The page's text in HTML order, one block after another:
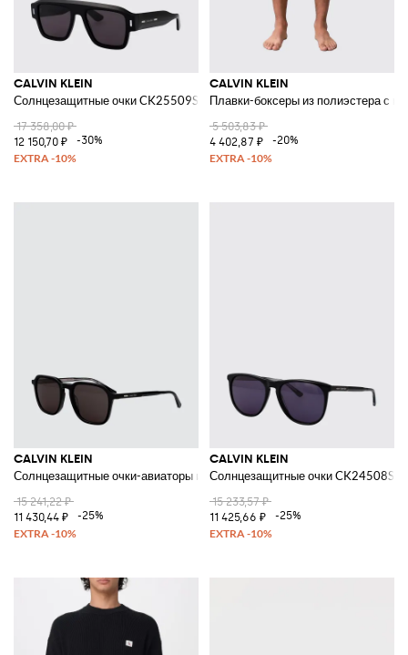
CALVIN KLEIN
Солнцезащитные очки CK25509S из ацетата
17 358,00 ₽
12 150,70 ₽
-30%
CALVIN KLEIN
Плавки-боксеры из полиэстера с
5 503,83 ₽
4 402,87 ₽
-20%
CALVIN KLEIN
Солнцезащитные очки-авиаторы из ацетата с линзами CR-39
15 241,22 ₽
11 430,44 ₽
-25%
CALVIN KLEIN
Солнцезащитные очки CK24508S
15 233,57 ₽
11 425,66 ₽
-25%